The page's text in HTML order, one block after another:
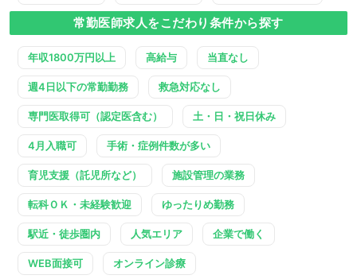
常勤医師求人をこだわり条件から探す
年収1800万円以上 高給与 当直なし
週4日以下の常勤勤務 救急対応なし
専門医取得可（認定医含む） 土・日・祝日休み
4月入職可 手術・症例件数が多い
育児支援（託児所など） 施設管理の業務
転科ＯＫ・未経験歓迎 ゆったりめ勤務
駅近・徒歩圏内 人気エリア 企業で働く
WEB面接可 オンライン診療